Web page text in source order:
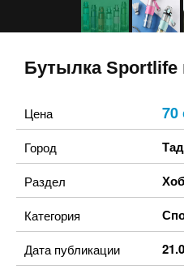
Бутылка
Цена 70
Город
Раздел
Категория
Дата публикации